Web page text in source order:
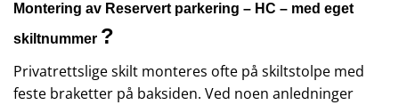
Montering av Reservert parkering – HC – med eget
skiltnummer ?
Privatrettslige skilt monteres ofte på skiltstolpe med
feste braketter på baksiden. Ved noen anledninger